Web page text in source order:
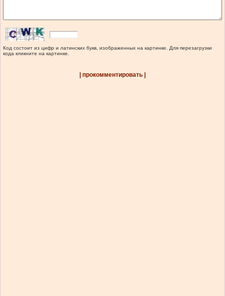
Код состоит из цифр и латинских букв, изображенных на картинке. Для перезагрузки
кода кликните на картинке.
| прокомментировать |